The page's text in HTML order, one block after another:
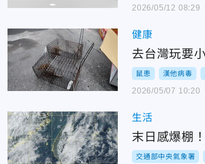
2026/05/12 08:29
健康
去台灣玩要
鼠患 漢他病毒
2026/05/07 10:20
生活
末日感爆棚
交通部中央氣象署